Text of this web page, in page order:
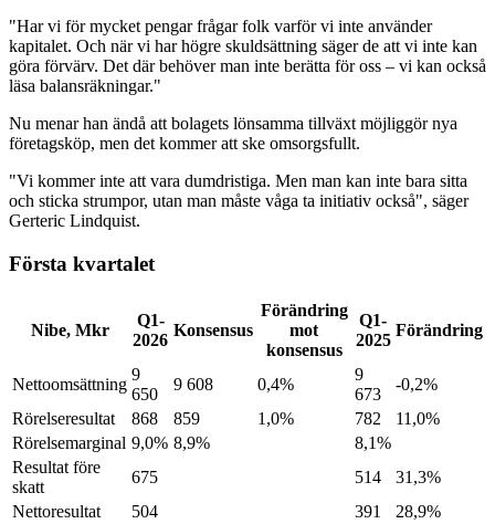
"Har vi för mycket pengar frågar folk varför vi inte använder
kapitalet. Och när vi har högre skuldsättning säger de att vi inte kan
göra förvärv. Det där behöver man inte berätta för oss – vi kan också
läsa balansräkningar."
Nu menar han ändå att bolagets lönsamma tillväxt möjliggör nya
företagsköp, men det kommer att ske omsorgsfullt.
"Vi kommer inte att vara dumdristiga. Men man kan inte bara sitta
och sticka strumpor, utan man måste våga ta initiativ också", säger
Gerteric Lindquist.
Första kvartalet
Nibe, Mkr
Q1-
2026
Konsensus
Förändring
mot
konsensus
Q1-
2025
Förändring
Nettoomsättning
9
650
9 608 0,4%
9
673
-0,2%
Rörelseresultat
868 859 1,0% 782
11,0%
Rörelsemarginal 9,0% 8,9%
8,1%
Resultat före
skatt
675 514
31,3%
Nettoresultat
504 391
28,9%